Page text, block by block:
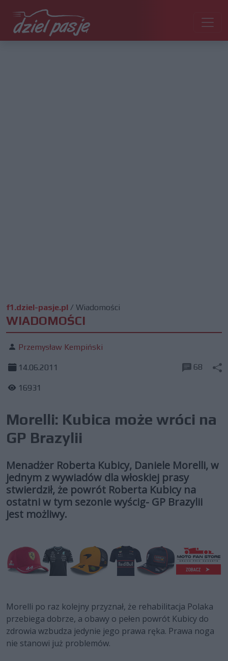
f1.dziel-pasje.pl / Wiadomości
WIADOMOŚCI
Przemysław Kempiński
14.06.2011
16931
68
Morelli: Kubica może wróci na
GP Brazylii
Menadżer Roberta Kubicy, Daniele Morelli, w
jednym z wywiadów dla włoskiej prasy
stwierdził, że powrót Roberta Kubicy na
ostatni w tym sezonie wyścig- GP Brazylii
jest możliwy.
Morelli po raz kolejny przyznał, że rehabilitacja Polaka
przebiega dobrze, a obawy o pełen powrót Kubicy do
zdrowia wzbudza jedynie jego prawa ręka. Prawa noga
nie stanowi już problemów.